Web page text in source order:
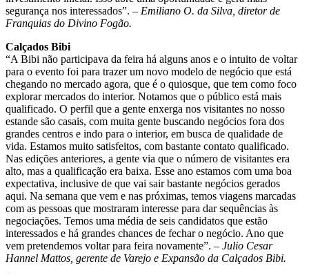
segurança nos interessados”. – Emiliano O. da Silva, diretor de
Franquias do Divino Fogão.
Calçados Bibi
“A Bibi não participava da feira há alguns anos e o intuito de voltar
para o evento foi para trazer um novo modelo de negócio que está
chegando no mercado agora, que é o quiosque, que tem como foco
explorar mercados do interior. Notamos que o público está mais
qualificado. O perfil que a gente enxerga nos visitantes no nosso
estande são casais, com muita gente buscando negócios fora dos
grandes centros e indo para o interior, em busca de qualidade de
vida. Estamos muito satisfeitos, com bastante contato qualificado.
Nas edições anteriores, a gente via que o número de visitantes era
alto, mas a qualificação era baixa. Esse ano estamos com uma boa
expectativa, inclusive de que vai sair bastante negócios gerados
aqui. Na semana que vem e nas próximas, temos viagens marcadas
com as pessoas que mostraram interesse para dar sequências às
negociações. Temos uma média de seis candidatos que estão
interessados e há grandes chances de fechar o negócio. Ano que
vem pretendemos voltar para feira novamente”. – Julio Cesar
Hannel Mattos, gerente de Varejo e Expansão da Calçados Bibi.